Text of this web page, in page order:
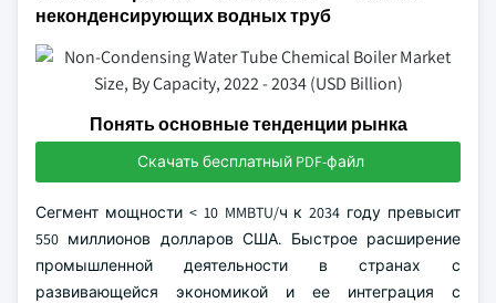
неконденсирующих водных труб
Понять основные тенденции рынка
Скачать бесплатный PDF-файл
Сегмент мощности < 10 MMBTU/ч к 2034 году превысит
550 миллионов долларов США. Быстрое расширение
промышленной деятельности в странах с
развивающейся экономикой и ее интеграция с